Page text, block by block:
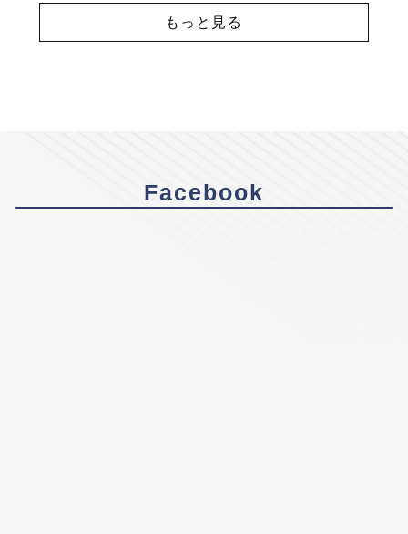
もっと見る
Facebook